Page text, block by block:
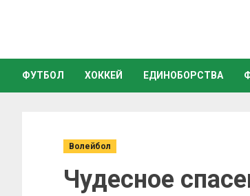
ФУТБОЛ ХОККЕЙ ЕДИНОБОРСТВА
Волейбол
Чудесное